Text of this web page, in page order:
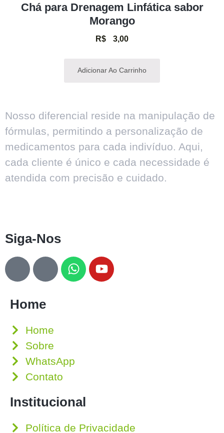
Chá para Drenagem Linfática sabor
Morango
R$ 3,00
Adicionar Ao Carrinho
Nosso diferencial reside na manipulação de
fórmulas, permitindo a personalização de
medicamentos para cada indivíduo. Aqui,
cada cliente é único e cada necessidade é
atendida com precisão e cuidado.
Siga-Nos
Home
Home
Sobre
WhatsApp
Contato
Institucional
Política de Privacidade